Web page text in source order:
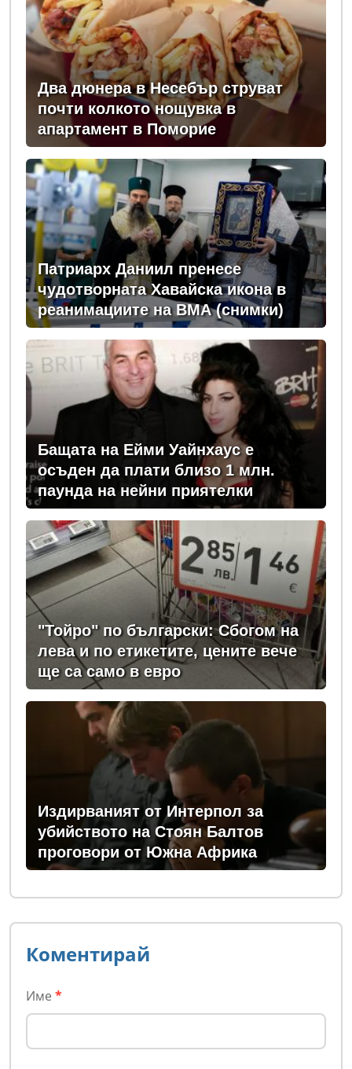
Два дюнера в Несебър струват
почти колкото нощувка в
апартамент в Поморие
Патриарх Даниил пренесе
чудотворната Хавайска икона в
реанимациите на ВМА (снимки)
Бащата на Ейми Уайнхаус е
осъден да плати близо 1 млн.
паунда на нейни приятелки
"Тойро" по български: Сбогом на
лева и по етикетите, цените вече
ще са само в евро
Издирваният от Интерпол за
убийството на Стоян Балтов
проговори от Южна Африка
Коментирай
Име *